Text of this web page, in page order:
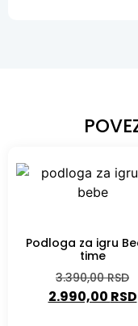
Podloga za igru
time
3.390,00RSD
2.990,00 RSD